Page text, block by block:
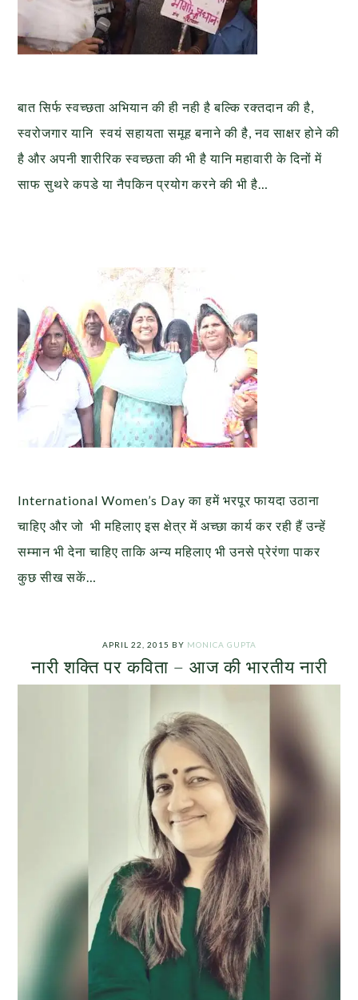
बात सिर्फ स्वच्छता अभियान की ही नही है बल्कि रक्तदान की है,
स्वरोजगार यानि स्वयं सहायता समूह बनाने की है, नव साक्षर होने की
है और अपनी शारीरिक स्वच्छता की भी है यानि महावारी के दिनों में
साफ सुथरे कपडे या नैपकिन प्रयोग करने की भी है…
International Women’s Day का हमें भरपूर फायदा उठाना
चाहिए और जो भी महिलाए इस क्षेत्र में अच्छा कार्य कर रही हैं उन्हें
सम्मान भी देना चाहिए ताकि अन्य महिलाए भी उनसे प्रेरंणा पाकर
कुछ सीख सकें…
APRIL 22, 2015 BY MONICA GUPTA
नारी शक्ति पर कविता – आज की भारतीय नारी